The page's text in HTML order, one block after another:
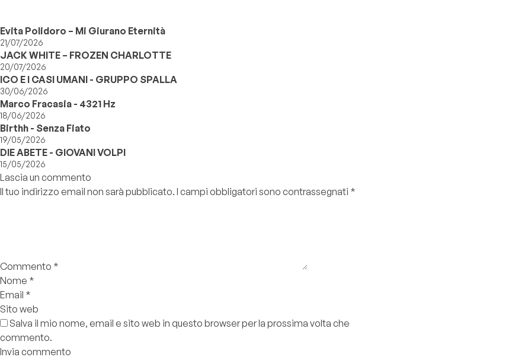
Evita Polidoro – Mi Giurano Eternità
21/07/2026
JACK WHITE – FROZEN CHARLOTTE
20/07/2026
ICO E I CASI UMANI - GRUPPO SPALLA
30/06/2026
Marco Fracasia - 4321 Hz
18/06/2026
Birthh - Senza Fiato
19/05/2026
DIE ABETE - GIOVANI VOLPI
15/05/2026
Lascia un commento
Il tuo indirizzo email non sarà pubblicato. I campi obbligatori sono contrassegnati *
Commento *
Nome *
Email *
Sito web
Salva il mio nome, email e sito web in questo browser per la prossima volta che
commento.